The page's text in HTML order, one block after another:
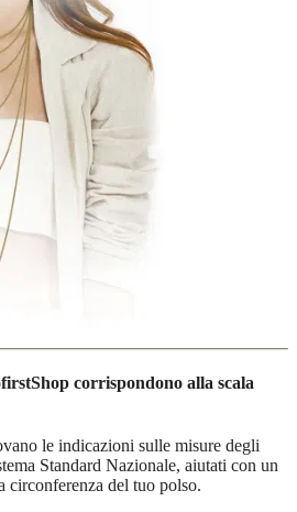
corrispondono alla scala
le indicazioni sulle misure degli
Standard Nazionale, aiutati con un
circonferenza del tuo polso.